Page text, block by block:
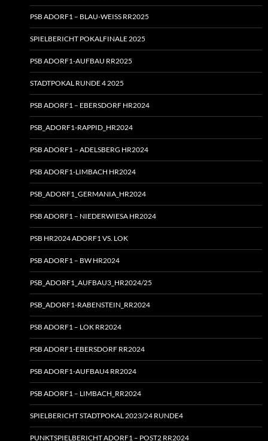
PSB ADORF1 – BLAU-WEISS RR2025
SPIELBERICHT POKALFINALE 2025
PSB ADORF1-AUFBAU RR2025
STADTPOKAL RUNDE 4 2025
PSB ADORF1 – EBERSDORF HR2024
PSB_ADORF1-RAPPID_HR2024
PSB ADORF1 – ADELSBERG HR2024
PSB ADORF1-LIMBACH HR2024
PSB_ADORF1_GERMANIA_HR2024
PSB ADORF1 – NIEDERWIESA HR2024
PSB HR2024 ADORF1 VS. LOK
PSB ADORF1 – BW HR2024
PSB_ADORF1_AUFBAU3_HR2024/25
PSB_ADORF1-RABENSTEIN_RR2024
PSB ADORF1 – LOK RR2024
PSB ADORF1-EBERSDORF RR2024
PSB ADORF1-AUFBAU4 RR2024
PSB ADORF1 – LIMBACH_RR2024
SPIELBERICHT STADTPOKAL 2023/24 RUNDE4
PUNKTSPIELBERICHT ADORF1 – POST2 RR2024